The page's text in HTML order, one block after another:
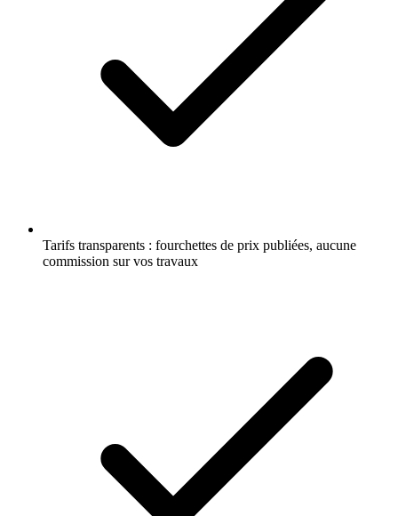
Tarifs transparents : fourchettes de prix publiées, aucune
commission sur vos travaux